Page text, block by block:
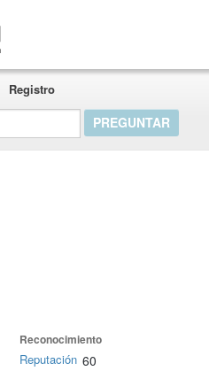
Registro
Reconocimiento
Reputación 60